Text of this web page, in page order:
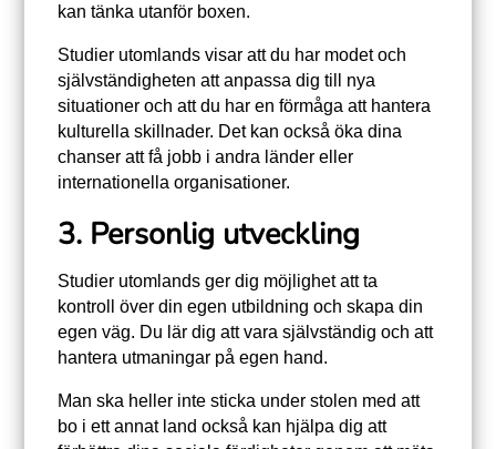
kan tänka utanför boxen.
Studier utomlands visar att du har modet och
självständigheten att anpassa dig till nya
situationer och att du har en förmåga att hantera
kulturella skillnader. Det kan också öka dina
chanser att få jobb i andra länder eller
internationella organisationer.
3. Personlig utveckling
Studier utomlands ger dig möjlighet att ta
kontroll över din egen utbildning och skapa din
egen väg. Du lär dig att vara självständig och att
hantera utmaningar på egen hand.
Man ska heller inte sticka under stolen med att
bo i ett annat land också kan hjälpa dig att